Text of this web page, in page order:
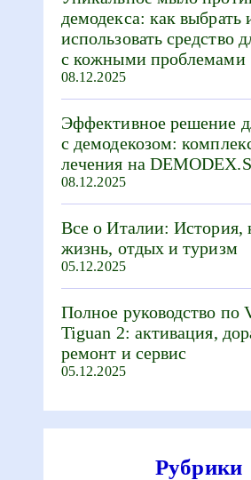
демодекса: как выбрать
использовать средство
с кожными проблемами
08.12.2025
Эффективное решение
с демодекозом:
лечения на
08.12.2025
Все о Италии: История,
жизнь, отдых и туризм
05.12.2025
Полное руководство по
Tiguan 2: активация,
ремонт и сервис
05.12.2025
Рубрики